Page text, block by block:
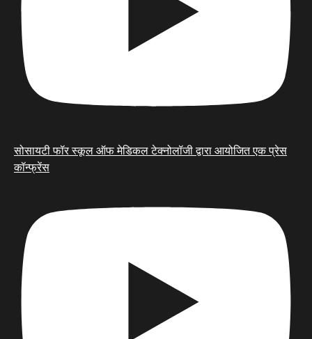
सोसायटी फॉर स्कूल ऑफ मेडिकल टेक्नोलॉजी द्वारा आयोजित एक प्रेस
कॉन्फ्रेंस